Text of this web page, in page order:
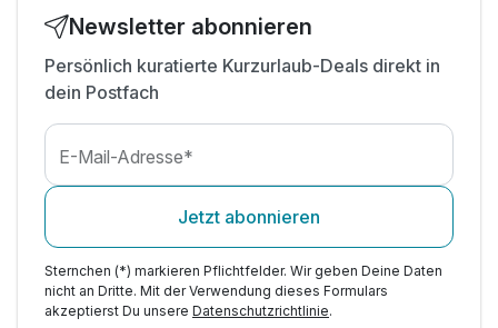
inkl. Parkplatz & W-LAN Nutzung
ACHTUNG: Kinderpreise inkl. All inclusive
Newsletter abonnieren
Persönlich kuratierte Kurzurlaub-Deals direkt in
dein Postfach
E-Mail-Adresse*
Jetzt abonnieren
Sternchen (*) markieren Pflichtfelder. Wir geben Deine Daten
nicht an Dritte. Mit der Verwendung dieses Formulars
akzeptierst Du unsere Datenschutzrichtlinie.